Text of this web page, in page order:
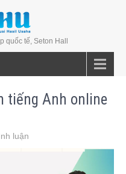
quốc tế, Seton Hall
tiếng Anh online
luận